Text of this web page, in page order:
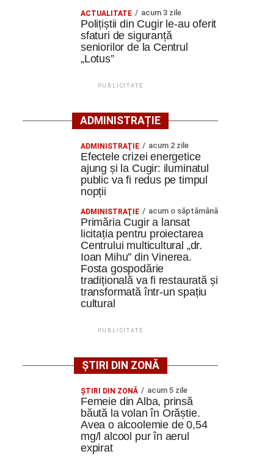
ACTUALITATE acum 3 zile
Polițiștii din Cugir le-au oferit
sfaturi de siguranță
seniorilor de la Centrul
„Lotus”
PUBLICITATE
ADMINISTRAȚIE
ADMINISTRAŢIE acum 2 zile
Efectele crizei energetice
ajung și la Cugir: iluminatul
public va fi redus pe timpul
nopții
ADMINISTRAŢIE acum o săptămână
Primăria Cugir a lansat
licitația pentru proiectarea
Centrului multicultural „dr.
Ioan Mihu” din Vinerea.
Fosta gospodărie
tradițională va fi restaurată și
transformată într-un spațiu
cultural
PUBLICITATE
ȘTIRI DIN ZONĂ
ŞTIRI DIN ZONĂ acum 5 zile
Femeie din Alba, prinsă
băută la volan în Orăștie.
Avea o alcoolemie de 0,54
mg/l alcool pur în aerul
expirat